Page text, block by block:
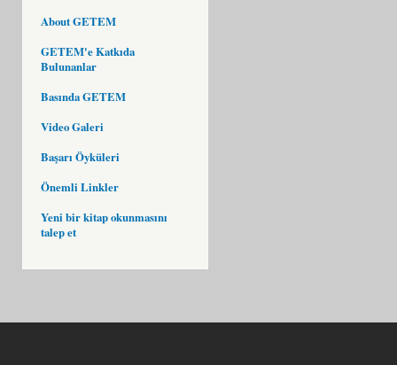
About GETEM
GETEM'e Katkıda
Bulunanlar
Basında GETEM
Video Galeri
Başarı Öyküleri
Önemli Linkler
Yeni bir kitap okunmasını
talep et